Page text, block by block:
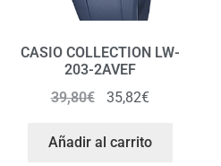
CASIO COLLECTION LW-
203-2AVEF
39,80€ 35,82€
Añadir al carrito